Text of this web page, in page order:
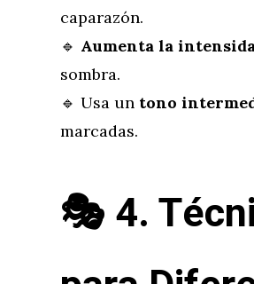
caparazón.
🔹 Aumenta la
sombra.
🔹 Usa un tono
marcadas.
🎭4.